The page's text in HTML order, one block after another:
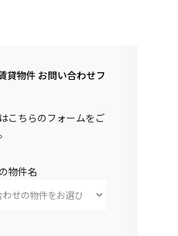
貸物件 お問い合わせフ
こちらのフォームをご
物件名